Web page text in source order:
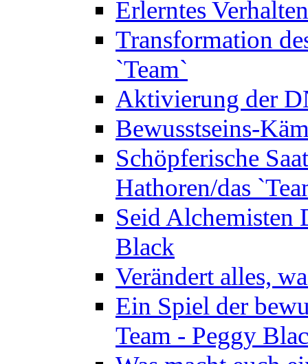
Erlerntes
Transformation
`Team`
Aktivierung der
Bewusstseins-
Schöpferische
Hathoren/das
Seid Alchemisten
Black
Verändert alles,
Ein Spiel der
Team - Peggy